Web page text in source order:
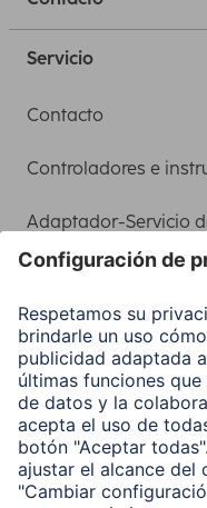
Servicio
Contacto
Controladores e
Adaptador-Servicio
Clientes online
Conviértete en
Compañía